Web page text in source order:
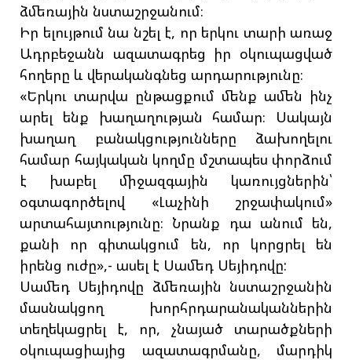
ձմեռային նստաշրջանում։
Իր ելույթում նա նշել է, որ երկու տարի առաջ
Ադրբեջանն ազատագրեց իր օկուպացված
հողերը և վերականգնեց արդարությունը։
«Երկու տարվա ընթացքում մենք ամեն ինչ
արել ենք խաղաղության համար։ Սակայն
խաղաղ բանակցությունները ձախողելու
համար հայկական կողմը մշտապես փորձում
է խաբել միջազգային կառույցներին՝
օգտագործելով «Լաչինի շրջափակում»
արտահայտությունը։ Նրանք դա անում են,
քանի որ գիտակցում են, որ կորցրել են
իրենց ուժը»,- ասել է Սամեդ Սեյիդովը:
Սամեդ Սեյիդովը ձմեռային նստաշրջանին
մասնակցող խորհրդարանականներին
տեղեկացրել է, որ, չնայած տարածքների
օկուպացիայից ազատագրմանը, մարդիկ